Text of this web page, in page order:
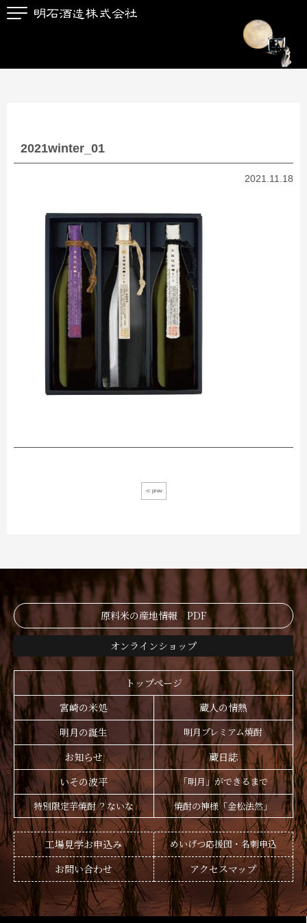
2021winter_01
2021.11.18
≪ prev
原料米の産地情報 PDF
オンラインショップ
トップページ
宮崎の米処
蔵人の情熱
明月の誕生
明月プレミアム焼酎
お知らせ
蔵日誌
いその波平
「明月」ができるまで
特別限定芋焼酎 ？ないな
焼酎の神様「金松法然」
工場見学お申込み めいげつ応援団・名刺申込
お問い合わせ アクセスマップ